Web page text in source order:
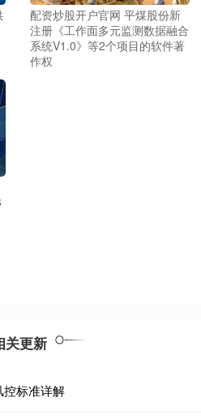
配资炒股开户官网 平煤股份新
注册《工作面多元监测数据融合
系统V1.0》等2个项目的软件著
作权
关更新
标准详解